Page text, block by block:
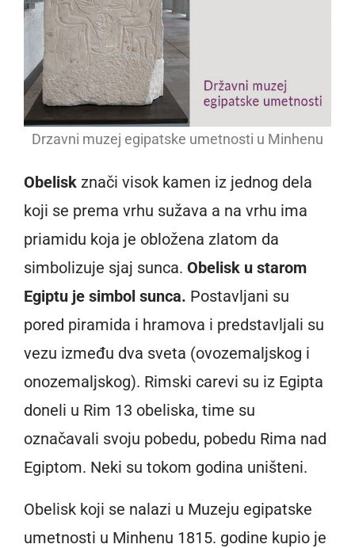
Drzavni muzej egipatske umetnosti u Minhenu
Obelisk znači visok kamen iz jednog dela
koji se prema vrhu sužava a na vrhu ima
priamidu koja je obložena zlatom da
simbolizuje sjaj sunca. Obelisk u starom
Egiptu je simbol sunca. Postavljani su
pored piramida i hramova i predstavljali su
vezu između dva sveta (ovozemaljskog i
onozemaljskog). Rimski carevi su iz Egipta
doneli u Rim 13 obeliska, time su
označavali svoju pobedu, pobedu Rima nad
Egiptom. Neki su tokom godina uništeni.
Obelisk koji se nalazi u Muzeju egipatske
umetnosti u Minhenu 1815. godine kupio je